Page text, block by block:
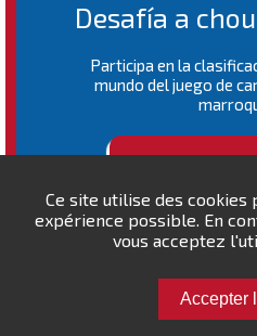
Ce site utilise des
expérience possible. En
vous acceptez
Accepter
Desafía a
Participa en la
mundo del juego de
RANKING